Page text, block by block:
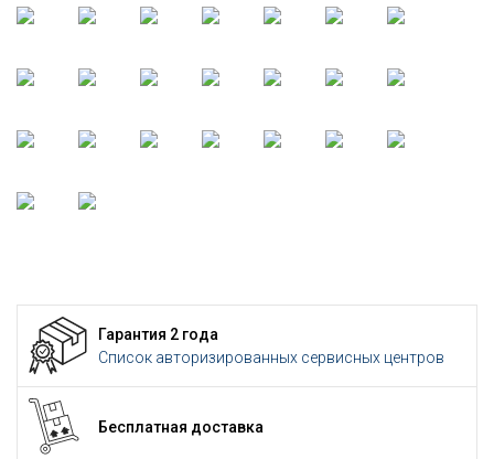
Гарантия 2 года
Список авторизированных сервисных центров
Бесплатная доставка